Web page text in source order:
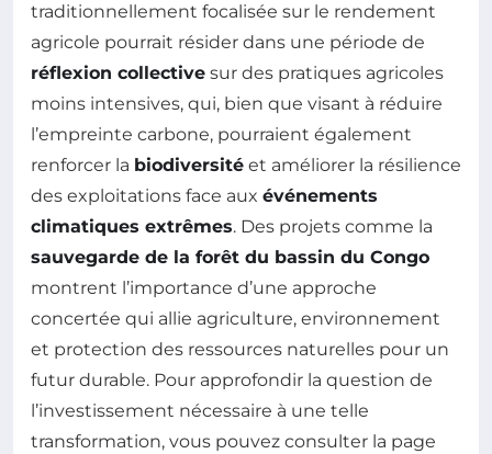
traditionnellement focalisée sur le rendement
agricole pourrait résider dans une période de
réflexion collective sur des pratiques agricoles
moins intensives, qui, bien que visant à réduire
l’empreinte carbone, pourraient également
renforcer la biodiversité et améliorer la résilience
des exploitations face aux événements
climatiques extrêmes. Des projets comme la
sauvegarde de la forêt du bassin du Congo
montrent l’importance d’une approche
concertée qui allie agriculture, environnement
et protection des ressources naturelles pour un
futur durable. Pour approfondir la question de
l’investissement nécessaire à une telle
transformation, vous pouvez consulter la page